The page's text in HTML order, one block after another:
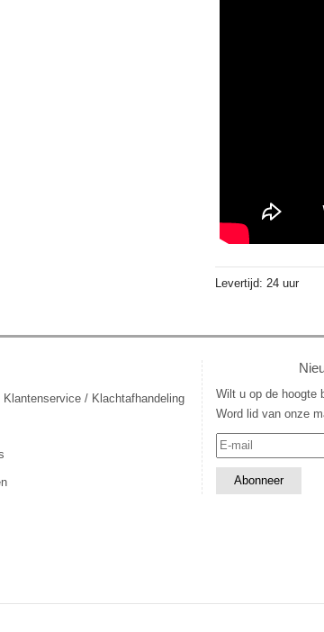
Levertijd: 24 uur
/ Klachtafhandeling
Wilt u op de hoogte
Word lid van onze